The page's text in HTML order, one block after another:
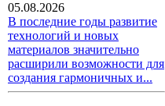
05.08.2026
В последние годы развитие
технологий и новых
материалов значительно
расширили возможности для
создания гармоничных и...